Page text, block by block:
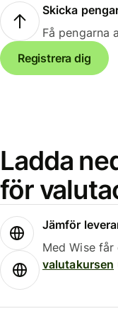
Skicka
Få pengarna
Registrera dig
Ladda
för
Jämför
Med Wise
valutakursen